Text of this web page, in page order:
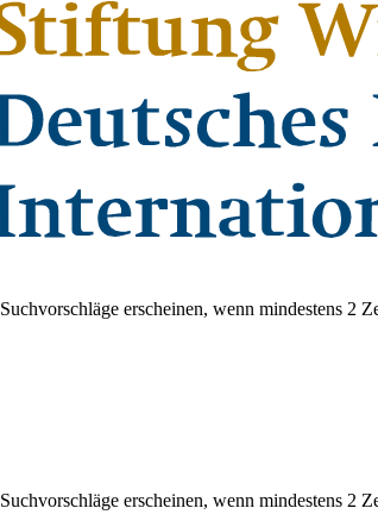
Suchvorschläge erscheinen, wenn mindestens 2
Suchvorschläge erscheinen, wenn mindestens 2